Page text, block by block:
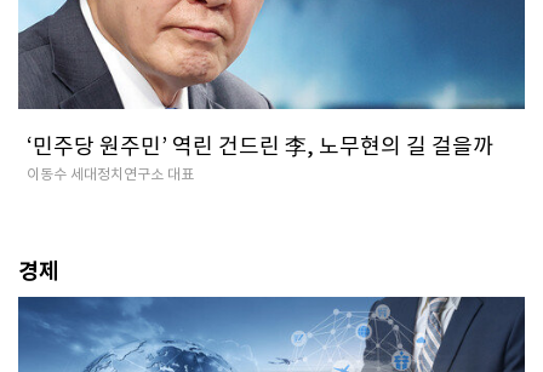
‘민주당 원주민’ 역린 건드린 李, 노무현의 길 걸을까
이동수 세대정치연구소 대표
경제